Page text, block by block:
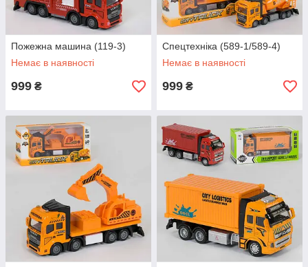
Пожежна машина (119-3)
Немає в наявності
999 ₴
Спецтехніка (589-1/589-4)
Немає в наявності
999 ₴